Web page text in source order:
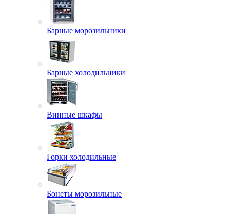
Барные морозильники
Барные холодильники
Винные шкафы
Горки холодильные
Бонеты морозильные